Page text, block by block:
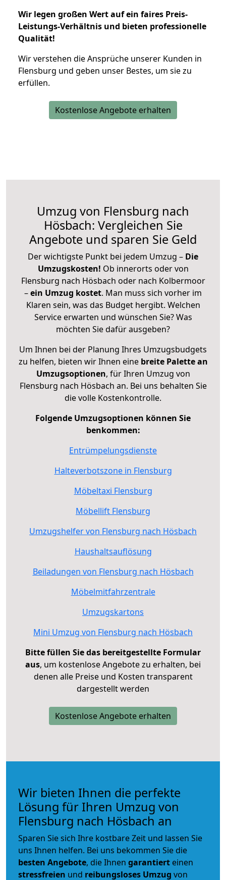
Wir legen großen Wert auf ein faires Preis-
Leistungs-Verhältnis und bieten professionelle
Qualität!
Wir verstehen die Ansprüche unserer Kunden in
Flensburg und geben unser Bestes, um sie zu
erfüllen.
Kostenlose Angebote erhalten
Umzug von Flensburg nach
Hösbach: Vergleichen Sie
Angebote und sparen Sie Geld
Der wichtigste Punkt bei jedem Umzug – Die
Umzugskosten! Ob innerorts oder von
Flensburg nach Hösbach oder nach Kolbermoor
–ein Umzug kostet. Man muss sich vorher im
Klaren sein, was das Budget hergibt. Welchen
Service erwarten und wünschen Sie? Was
möchten Sie dafür ausgeben?
Um Ihnen bei der Planung Ihres Umzugsbudgets
zu helfen, bieten wir Ihnen eine breite Palette an
Umzugsoptionen, für Ihren Umzug von
Flensburg nach Hösbach an. Bei uns behalten Sie
die volle Kostenkontrolle.
Folgende Umzugsoptionen können Sie
benkommen:
Entrümpelungsdienste
Halteverbotszone in Flensburg
Möbeltaxi Flensburg
Möbellift Flensburg
Umzugshelfer von Flensburg nach Hösbach
Haushaltsauflösung
Beiladungen von Flensburg nach Hösbach
Möbelmitfahrzentrale
Umzugskartons
Mini Umzug von Flensburg nach Hösbach
Bitte füllen Sie das bereitgestellte Formular
aus, um kostenlose Angebote zu erhalten, bei
denen alle Preise und Kosten transparent
dargestellt werden
Kostenlose Angebote erhalten
Wir bieten Ihnen die perfekte
Lösung für Ihren Umzug von
Flensburg nach Hösbach an
Sparen Sie sich Ihre kostbare Zeit und lassen Sie
uns Ihnen helfen. Bei uns bekommen Sie die
besten Angebote, die Ihnen garantiert einen
stressfreien und reibungsloses Umzug von